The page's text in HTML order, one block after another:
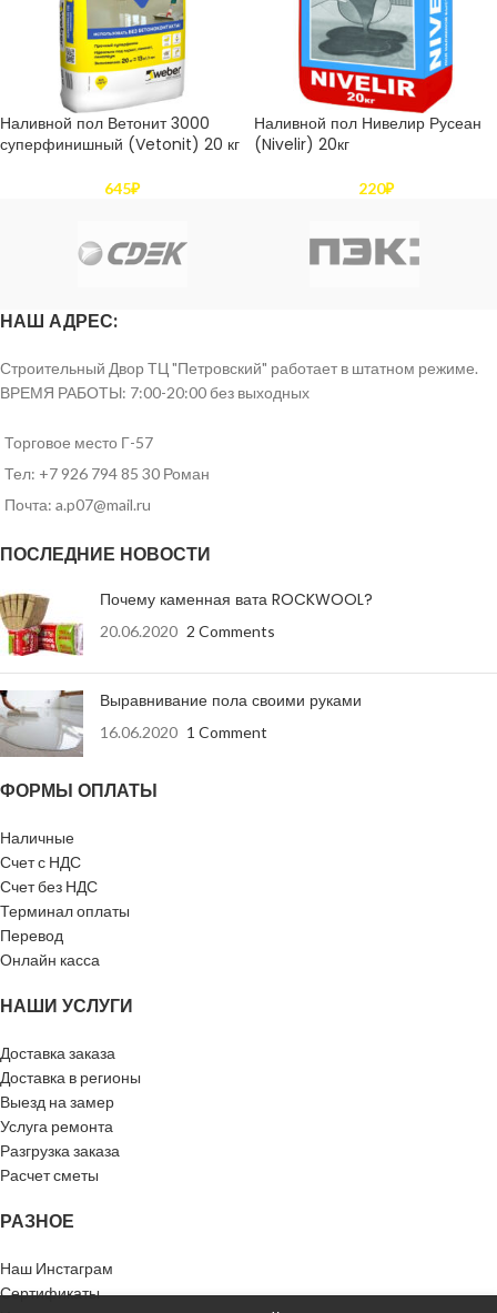
Наливной пол Ветонит 3000
суперфинишный (Vetonit) 20 кг
645₽
Наливной пол Нивелир Русеан
(Nivelir) 20кг
220₽
НАШ АДРЕС:
Строительный Двор ТЦ "Петровский" работает в штатном режиме.
ВРЕМЯ РАБОТЫ: 7:00-20:00 без выходных
Торговое место Г-57
Тел: +7 926 794 85 30 Роман
Почта: a.p07@mail.ru
ПОСЛЕДНИЕ НОВОСТИ
Почему каменная вата ROCKWOOL?
20.06.2020 2 Comments
Выравнивание пола своими руками
16.06.2020 1 Comment
ФОРМЫ ОПЛАТЫ
Наличные
Счет с НДС
Счет без НДС
Терминал оплаты
Перевод
Онлайн касса
НАШИ УСЛУГИ
Доставка заказа
Доставка в регионы
Выезд на замер
Услуга ремонта
Разгрузка заказа
Расчет сметы
РАЗНОЕ
Наш Инстаграм
Сертификаты